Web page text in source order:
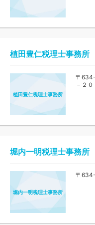
植田豊仁税理士事務所
植田豊仁税理士事務所
〒
－２
堀内一明税理士事務所
堀内一明税理士事務所
〒